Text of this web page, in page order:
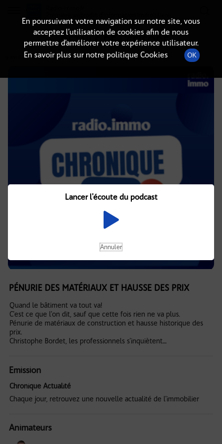
DÉTAILS DE L'ÉPISODE
9 avril 2021 à 4h01, durée : 2 minutes
PÉNURIE DES MATÉRIAUX ET HAUSSE DES PRIX
Quand le bâtiment va tout va!
C'est ce que l'on dit, sauf que cette fois rien ne va plus.
Pénurie de matériaux de construction et hausse historique des
prix.
Christophe Bordet, les professionnels s'inquiètent....
Emission
Chronique Actualité
Chaque jour, retrouvez une nouvelle actualité de l'immobilier
Animateurs
En poursuivant votre navigation sur notre site, vous
acceptez l’utilisation de cookies afin de nous
permettre d’améliorer votre expérience utilisateur.
En savoir plus sur notre politique Cookies
OK
Lancer l'écoute du podcast
Annuler